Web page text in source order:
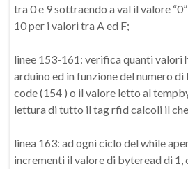
tra 0 e 9 sottraendo a val il valore
10 per i valori tra A ed F;
linee 153-161: verifica quanti valori
arduino ed in funzione del numero di
code (154 ) o il valore letto al
lettura di tutto il tag rfid calcoli il
linea 163: ad ogni ciclo del while
incrementi il valore di byteread di 1,